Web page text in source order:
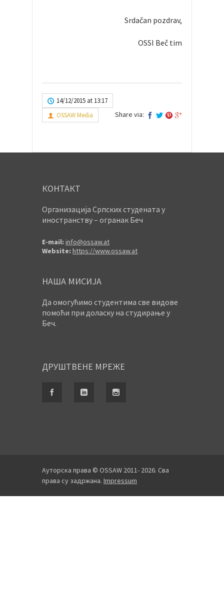
Srdačan pozdrav,
OSSI Beč tim
14/12/2015 at 13:17
OSSAW Media
Share via:
КОНТАКТ
Организација Српских студената у
иностранству – огранак Беч
E-mail: info@ossaw.at
Website: https://www.ossaw.at
НАША МИСИЈА
Да омогућимо студентима све видове
помоћи при доласку на студирање у
Беч.
ДРУШТВЕНЕ МРЕЖЕ
Ауторска права © OSSAW 2011- 2026. Сва
права су задржана. Impressum